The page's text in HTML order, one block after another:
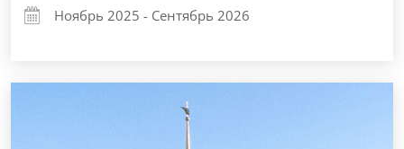
Ноябрь 2025 - Сентябрь 2026